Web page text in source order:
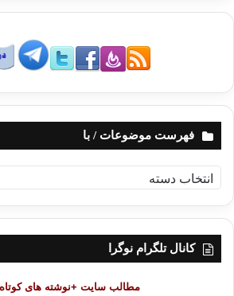
فهرست موضوعات / با
ه
ر
کانال تلگرام نوگرا
مطالب سایت +نوشته های کوتاه